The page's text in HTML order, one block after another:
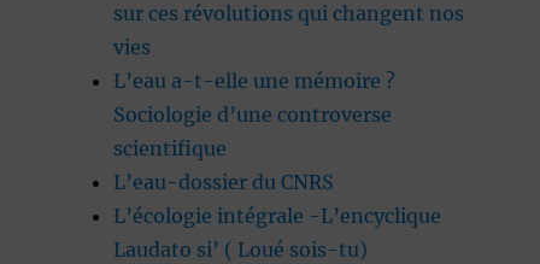
sur ces révolutions qui changent nos
vies
L’eau a-t-elle une mémoire ?
Sociologie d’une controverse
scientifique
L’eau-dossier du CNRS
L’écologie intégrale -L’encyclique
Laudato si’ ( Loué sois-tu)